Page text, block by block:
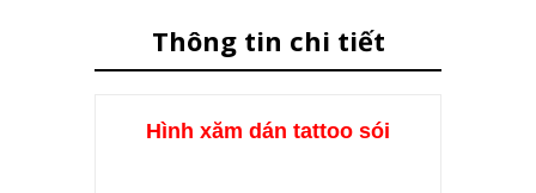
Thông tin chi tiết
Hình xăm dán tattoo sói